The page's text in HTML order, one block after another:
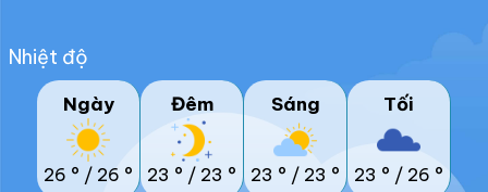
Nhiệt độ
Ngày
26 ° / 26 °
Đêm
23 ° / 23 °
Sáng
23 ° / 23 °
Tối
23 ° / 26 °